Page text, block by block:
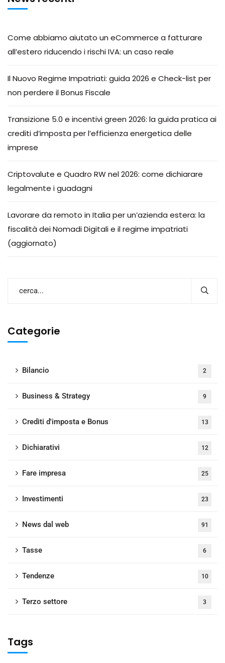
Come abbiamo aiutato un eCommerce a fatturare
all’estero riducendo i rischi IVA: un caso reale
Il Nuovo Regime Impatriati: guida 2026 e Check-list per
non perdere il Bonus Fiscale
Transizione 5.0 e incentivi green 2026: la guida pratica ai
crediti d’imposta per l’efficienza energetica delle
imprese
Criptovalute e Quadro RW nel 2026: come dichiarare
legalmente i guadagni
Lavorare da remoto in Italia per un’azienda estera: la
fiscalità dei Nomadi Digitali e il regime impatriati
(aggiornato)
Categorie
Bilancio 2
Business & Strategy 9
Crediti d'imposta e Bonus 13
Dichiarativi 12
Fare impresa 25
Investimenti 23
News dal web 91
Tasse 6
Tendenze 10
Terzo settore 3
Tags